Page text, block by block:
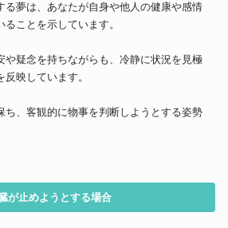
る夢は、あなたが自身や他人の健康や感情
ことを示しています。
や疑念を持ちながらも、冷静に状況を見極
映しています。
ち、客観的に物事を判断しようとする姿勢
が止めようとする場合